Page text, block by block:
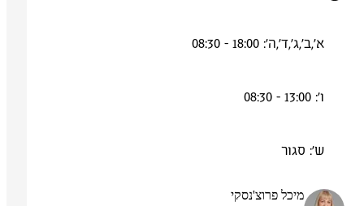
א',ב',ג',ד',ה': 18:00 - 08:30
ש': סגור
מיכל פרוצ'נסקי